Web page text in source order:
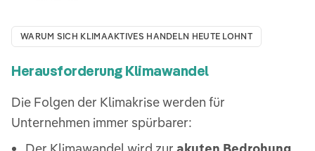
WARUM SICH KLIMAAKTIVES HANDELN HEUTE LOHNT
Herausforderung Klimawandel
Die Folgen der Klimakrise werden für
Unternehmen immer spürbarer: